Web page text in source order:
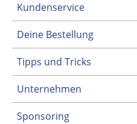
Kundenservice
Deine Bestellung
Tipps und Tricks
Unternehmen
Sponsoring